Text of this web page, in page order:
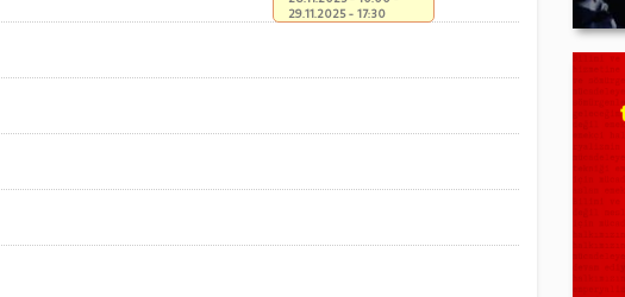
29.11.2025 - 17:30